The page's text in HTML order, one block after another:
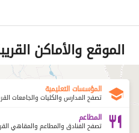
الموقع والأماكن
المؤسسات التعليمية
تصفح المدارس والكليات والجامعات
المطاعم
تصفح الفنادق والمطاعم والمقاهي